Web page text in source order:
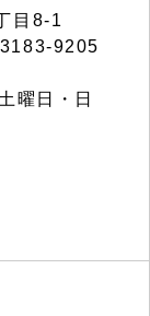
目 8-1
9205
曜日・日